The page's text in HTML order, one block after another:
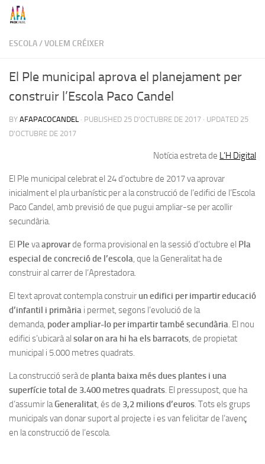
Skip to content
ESCOLA/VOLEM CRÉIXER
El Ple municipal aprova el planejament per
construir l’Escola Paco Candel
BY AFAPACOCANDEL · PUBLISHED 25 D'OCTUBRE DE 2017 · UPDATED 25
D'OCTUBRE DE 2017
Notícia estreta de L’H Digital
El Ple municipal celebrat el 24 d’octubre de 2017 va aprovar
inicialment el pla urbanístic per a la construcció de l’edifici de l’Escola
Paco Candel, amb previsió de que pugui ampliar-se per acollir
secundària.
El Ple vaaprovarde forma provisional en la sessió d’octubre el Pla
especial de concreció de l’escola, que la Generalitat ha de
construir al carrer de l’Aprestadora.
El text aprovat contempla construir un edifici per impartir educació
d’infantil i primària i permet, segons l’evolució de la
demanda, poder ampliar-lo per impartir també secundària. El nou
edifici s’ubicarà al solar on ara hi ha els barracots, de propietat
municipal i 5.000 metres quadrats.
La construcció serà de planta baixa més dues plantes i una
superfície total de 3.400 metres quadrats. El pressupost, que ha
d’assumir laGeneralitat, és de 3,2 milions d’euros. Tots els grups
municipals van donar suport al projecte i es van felicitar de l’avenç
en la construcció de l’escola.